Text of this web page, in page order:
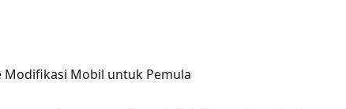
Modifikasi Mobil untuk Pemula